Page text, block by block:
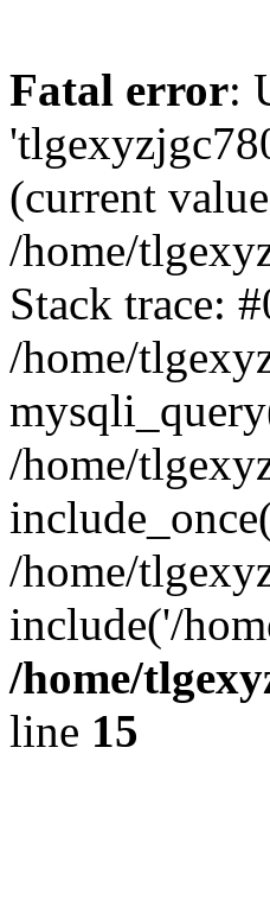
Fatal error:
(current
/home/
Stack trace:
/home/
/home/
/home/
include('/
/home/
line 15